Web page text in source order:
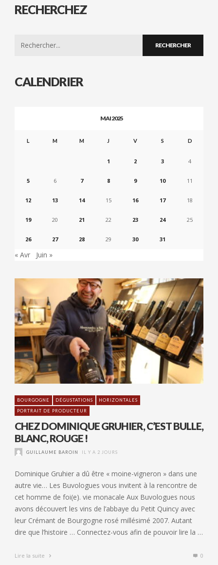
RECHERCHEZ
CALENDRIER
MAI 2025
L M M J V S D
1 2 3 4
5 6 7 8 9 10 11
12 13 14 15 16 17 18
19 20 21 22 23 24 25
26 27 28 29 30 31
« Avr Juin »
BOURGOGNE DÉGUSTATIONS
HORIZONTALES
PORTRAIT DE PRODUCTEUR
CHEZ DOMINIQUE GRUHIER, C’EST BULLE,
BLANC, ROUGE !
GUILLAUME BAROIN IL Y A 2 JOURS
Dominique Gruhier a dû être « moine-vigneron » dans une
autre vie… Les Buvologues vous invitent à la rencontre de
cet homme de foi(e). vie monacale Aux Buvologues nous
avons découvert les vins de l’abbaye du Petit Quincy avec
leur Crémant de Bourgogne rosé millésimé 2007. Autant
dire que l’histoire … Connectez-vous afin de pouvoir lire la …
Lire la suite 0